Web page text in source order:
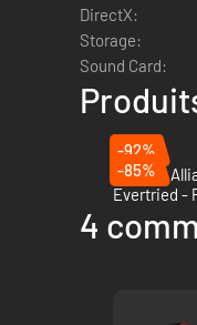
DirectX:
Storage:
Sound Card:
-92%
Jagged
-85%
Evertried -
4